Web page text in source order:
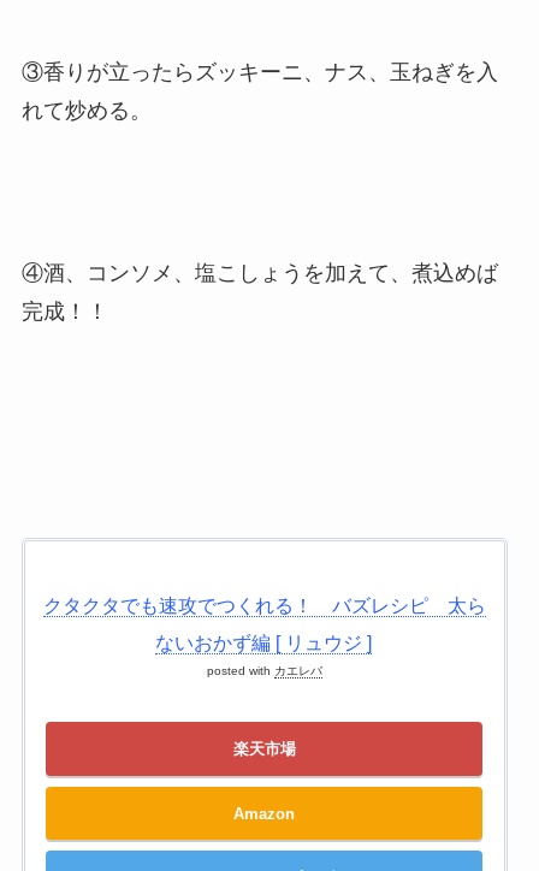
③香りが立ったらズッキーニ、ナス、玉ねぎを入
れて炒める。
④酒、コンソメ、塩こしょうを加えて、煮込めば
完成！！
クタクタでも速攻でつくれる！ バズレシピ 太ら
ないおかず編 [ リュウジ ]
posted with カエレバ
楽天市場
Amazon